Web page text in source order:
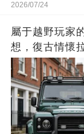
2026/07/24
屬于越野玩家
想，復古情懷